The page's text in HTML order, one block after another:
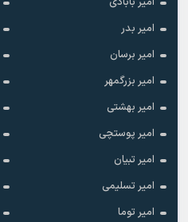
امیر بدر
امیر برسان
امیر بزرگمهر
امیر بهشتی
امیر پوستچی
امیر تبیان
امیر تسلیمی
امیر توما